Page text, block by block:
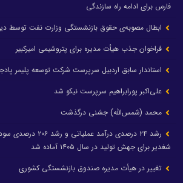
فارس برای ادامه راه سازندگی
ابطال مصوبه‌ی حقوق بازنشستگی وزارت نفت توسط
فراخوان جذب هیأت مدیره برای پتروشیمی امیرکبیر
استاندار سابق اردبیل سرپرست شرکت توسعه پلیمر
علی‌اکبر پورابراهیم سرپرست نیکو شد
محمد (شمس‌الله) جشنی درگذشت
رشد ۲۴ درصدی درآمد
شغدیر برای جهش تولید در سال ۱۴۰۵ آماده شد
تغییر در هیأت مدیره صندوق بازنشستگی کشوری